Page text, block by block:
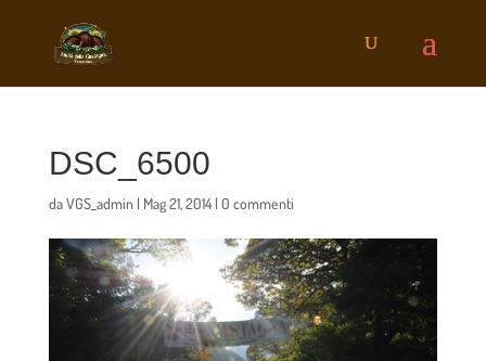
DSC_6500
daVGS_admin| Mag 21, 2014| 0 commenti